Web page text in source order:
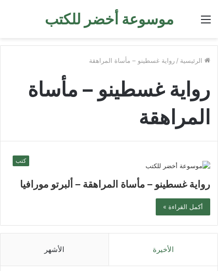
موسوعة أخضر للكتب القائمة
الرئيسية / رواية غسطينو – مأساة المراهقة
رواية غسطينو – مأساة
المراهقة
كتب
رواية غسطينو – مأساة المراهقة – ألبرتو مورافيا
أكمل القراءة »
الأخيرة الأشهر